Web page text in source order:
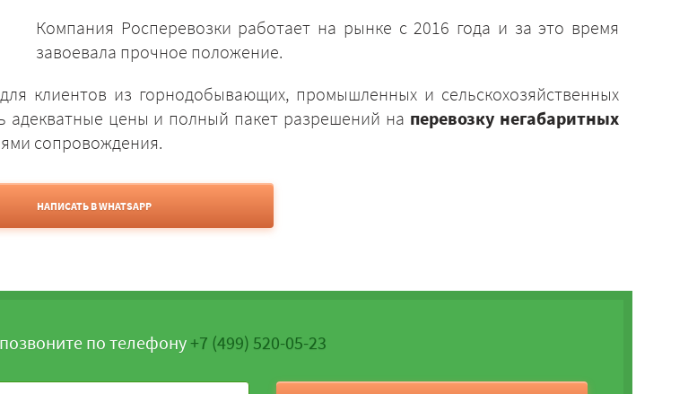
Компания Росперевозки работает на рынке с 2016 года и за это время
завоевала прочное положение.
клиентов из горнодобывающих, промышленных и сельскохозяйственных
цены и полный пакет разрешений на перевозку негабаритных
сопровождения.
НАПИСАТЬ В WHATSAPP
по телефону+7 (499) 520-05-23